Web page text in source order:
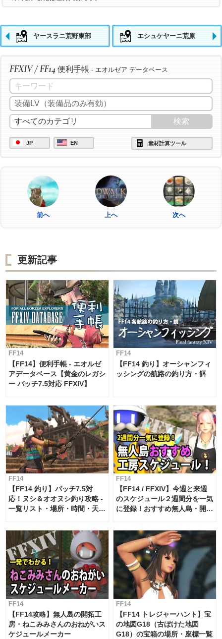
ヤースラニ荒野東部 エシュケヤーニ荒原
FFXIV / FF14 便利手帳 - エオルゼア データベース
JP EN 素材計算ツール
前へ 上へ 次へ
更新記事
FF14
【FF14】便利手帳 - エオルゼ
アデータベース【黄金のレガシ
ー パッチ7.5対応 FFXIV】
FF14
【FF14 釣り】オーシャンフィ
ッシングの航路の釣り方・餌
FF14
【FF14 釣り】パッチ7.5対
応！ヌシ＆オオヌシ釣り攻略 -
一覧リスト・場所・時間・天
FF14
【FF14 / FFXIV】今週と来週
のスケジュール２週間分を一気
に登録！おすすめ無人島・開拓
対応 / 毎週更新中】
FF14
【FF14攻略】無人島の開拓工
房・ねこみみさんのおねがいス
ケジュールメーカー
FF14
【FF14 トレジャーハント】宝
の地図G18（古ぼけた地図
G18）の宝箱の場所・座標一覧